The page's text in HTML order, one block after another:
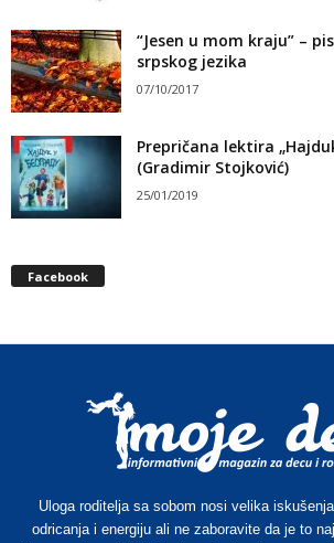
“Jesen u mom kraju” –
srpskog jezika
07/10/2017
Prepričana lektira
(Gradimir Stojković)
25/01/2019
Facebook
Uloga roditelja sa sobom nosi velika
odricanja i energiju ali ne zaboravite da je to